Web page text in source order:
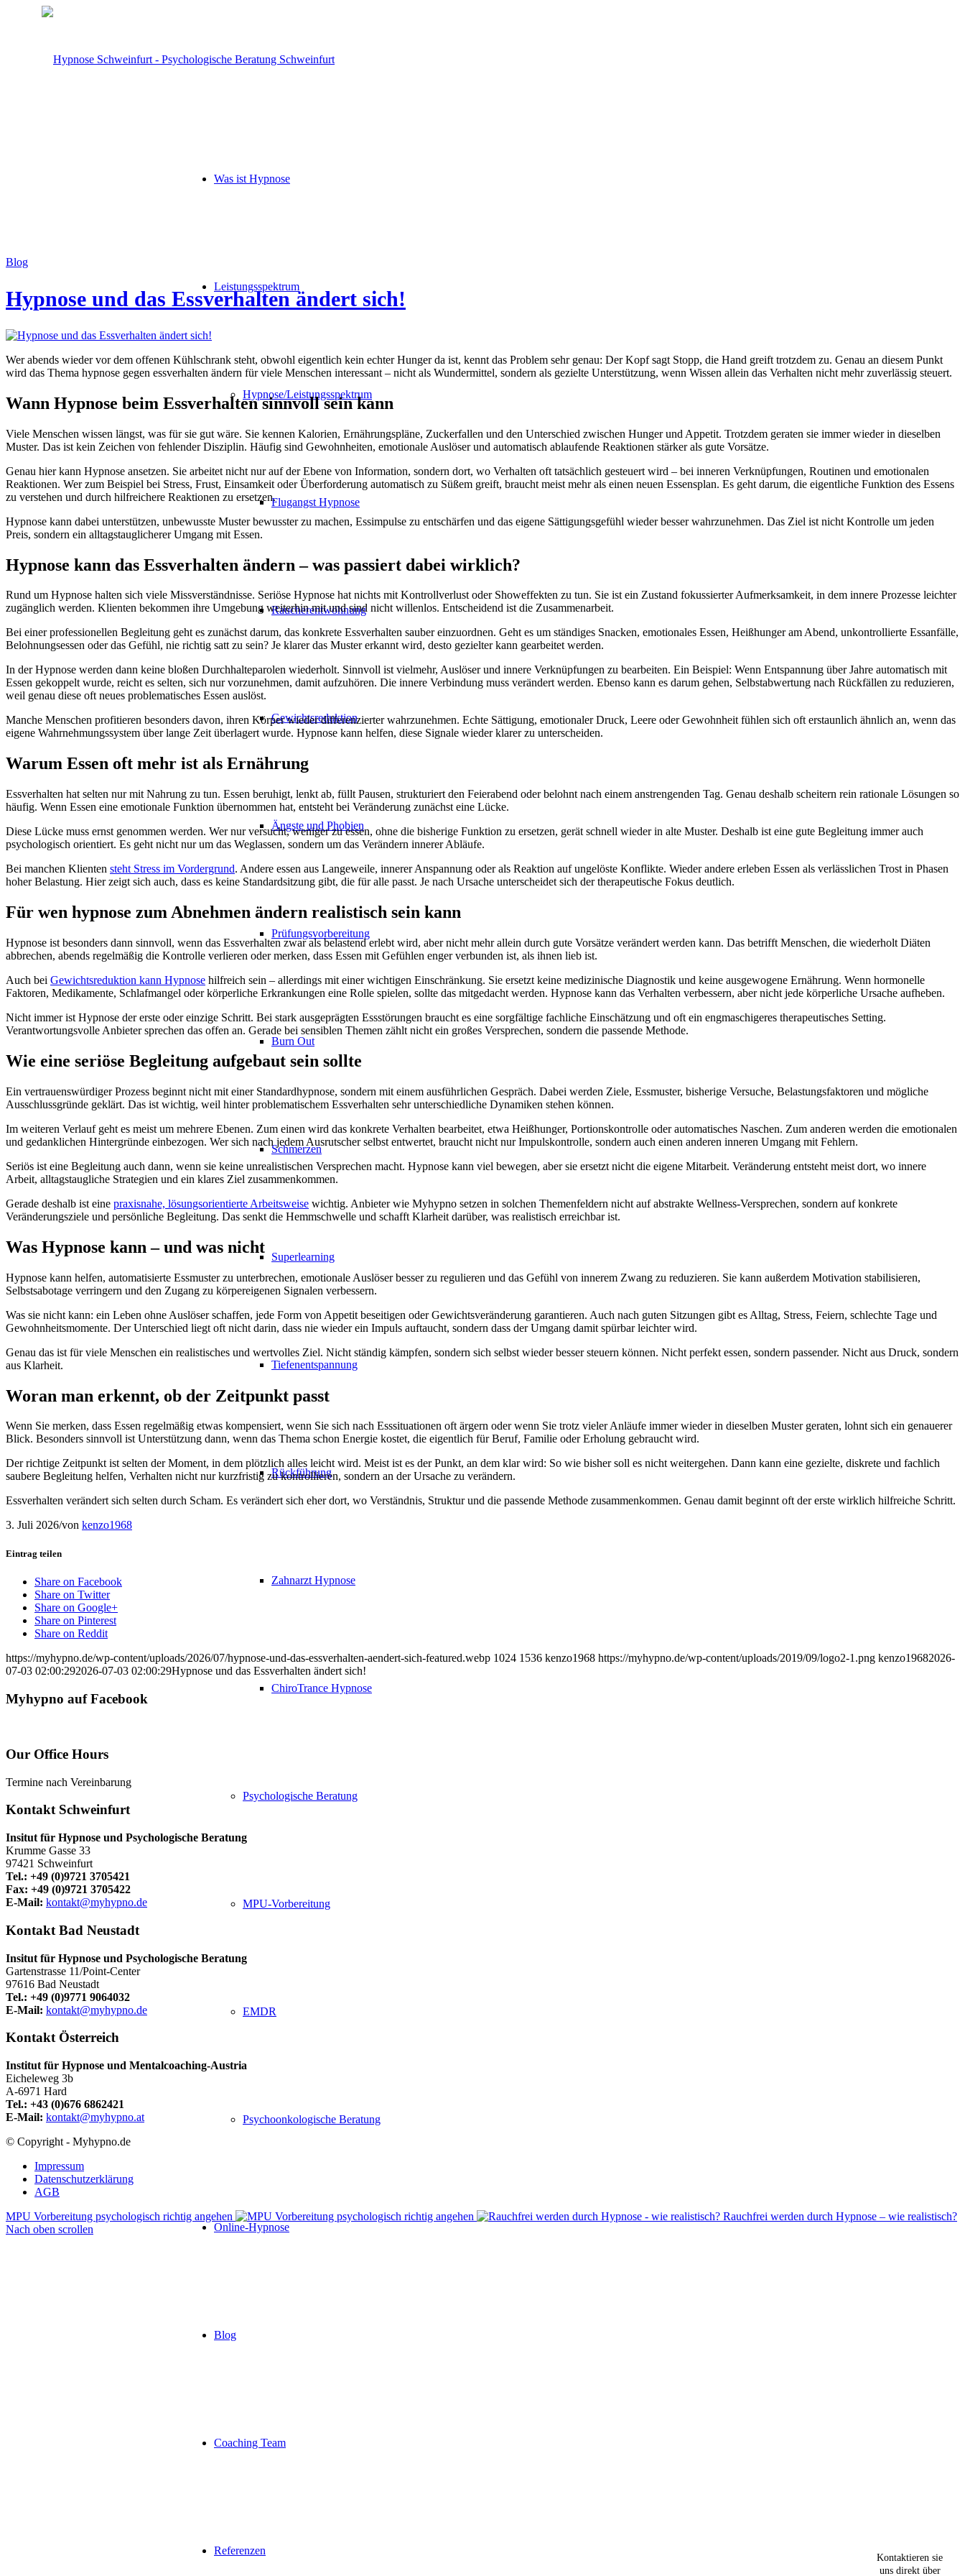
Was ist Hypnose
Leistungsspektrum
Hypnose/Leistungsspektrum
Flugangst Hypnose
Raucherentwöhnung
Gewichtsreduktion
Ängste und Phobien
Prüfungsvorbereitung
Burn Out
Schmerzen
Superlearning
Tiefenentspannung
Rückführung
Zahnarzt Hypnose
ChiroTrance Hypnose
Psychologische Beratung
MPU-Vorbereitung
EMDR
Psychoonkologische Beratung
Online-Hypnose
Blog
Coaching Team
Referenzen
Blog
Hypnose und das Essverhalten ändert sich!
Wer abends wieder vor dem offenen Kühlschrank steht, obwohl eigentlich kein echter Hunger da ist, kennt das Problem sehr genau: Der Kopf sagt Stopp, die Hand greift trotzdem zu. Genau an diesem Punkt
wird das Thema hypnose gegen essverhalten ändern für viele Menschen interessant – nicht als Wundermittel, sondern als gezielte Unterstützung, wenn Wissen allein das Verhalten nicht mehr zuverlässig steuert.
Wann Hypnose beim Essverhalten sinnvoll sein kann
Viele Menschen wissen längst, was für sie gut wäre. Sie kennen Kalorien, Ernährungspläne, Zuckerfallen und den Unterschied zwischen Hunger und Appetit. Trotzdem geraten sie immer wieder in dieselben
Muster. Das ist kein Zeichen von fehlender Disziplin. Häufig sind Gewohnheiten, emotionale Auslöser und automatisch ablaufende Reaktionen stärker als gute Vorsätze.
Genau hier kann Hypnose ansetzen. Sie arbeitet nicht nur auf der Ebene von Information, sondern dort, wo Verhalten oft tatsächlich gesteuert wird – bei inneren Verknüpfungen, Routinen und emotionalen
Reaktionen. Wer zum Beispiel bei Stress, Frust, Einsamkeit oder Überforderung automatisch zu Süßem greift, braucht meist mehr als einen neuen Essensplan. Es geht darum, die eigentliche Funktion des Essens
zu verstehen und durch hilfreichere Reaktionen zu ersetzen.
Hypnose kann dabei unterstützen, unbewusste Muster bewusster zu machen, Essimpulse zu entschärfen und das eigene Sättigungsgefühl wieder besser wahrzunehmen. Das Ziel ist nicht Kontrolle um jeden
Preis, sondern ein alltagstauglicherer Umgang mit Essen.
Hypnose kann das Essverhalten ändern – was passiert dabei wirklich?
Rund um Hypnose halten sich viele Missverständnisse. Seriöse Hypnose hat nichts mit Kontrollverlust oder Showeffekten zu tun. Sie ist ein Zustand fokussierter Aufmerksamkeit, in dem innere Prozesse leichter
zugänglich werden. Klienten bekommen ihre Umgebung weiterhin mit und sind nicht willenlos. Entscheidend ist die Zusammenarbeit.
Bei einer professionellen Begleitung geht es zunächst darum, das konkrete Essverhalten sauber einzuordnen. Geht es um ständiges Snacken, emotionales Essen, Heißhunger am Abend, unkontrollierte Essanfälle,
Belohnungsessen oder das Gefühl, nie richtig satt zu sein? Je klarer das Muster erkannt wird, desto gezielter kann gearbeitet werden.
In der Hypnose werden dann keine bloßen Durchhalteparolen wiederholt. Sinnvoll ist vielmehr, Auslöser und innere Verknüpfungen zu bearbeiten. Ein Beispiel: Wenn Entspannung über Jahre automatisch mit
Essen gekoppelt wurde, reicht es selten, sich nur vorzunehmen, damit aufzuhören. Die innere Verbindung muss verändert werden. Ebenso kann es darum gehen, Selbstabwertung nach Rückfällen zu reduzieren,
weil genau diese oft neues problematisches Essen auslöst.
Manche Menschen profitieren besonders davon, ihren Körper wieder differenzierter wahrzunehmen. Echte Sättigung, emotionaler Druck, Leere oder Gewohnheit fühlen sich oft erstaunlich ähnlich an, wenn das
eigene Wahrnehmungssystem über lange Zeit überlagert wurde. Hypnose kann helfen, diese Signale wieder klarer zu unterscheiden.
Warum Essen oft mehr ist als Ernährung
Essverhalten hat selten nur mit Nahrung zu tun. Essen beruhigt, lenkt ab, füllt Pausen, strukturiert den Feierabend oder belohnt nach einem anstrengenden Tag. Genau deshalb scheitern rein rationale Lösungen so
häufig. Wenn Essen eine emotionale Funktion übernommen hat, entsteht bei Veränderung zunächst eine Lücke.
Diese Lücke muss ernst genommen werden. Wer nur versucht, weniger zu essen, ohne die bisherige Funktion zu ersetzen, gerät schnell wieder in alte Muster. Deshalb ist eine gute Begleitung immer auch
psychologisch orientiert. Es geht nicht nur um das Weglassen, sondern um das Verändern innerer Abläufe.
Bei manchen Klienten steht Stress im Vordergrund. Andere essen aus Langeweile, innerer Anspannung oder als Reaktion auf ungelöste Konflikte. Wieder andere erleben Essen als verlässlichen Trost in Phasen
hoher Belastung. Hier zeigt sich auch, dass es keine Standardsitzung gibt, die für alle passt. Je nach Ursache unterscheidet sich der therapeutische Fokus deutlich.
Für wen hypnose zum Abnehmen ändern realistisch sein kann
Hypnose ist besonders dann sinnvoll, wenn das Essverhalten zwar als belastend erlebt wird, aber nicht mehr allein durch gute Vorsätze verändert werden kann. Das betrifft Menschen, die wiederholt Diäten
abbrechen, abends regelmäßig die Kontrolle verlieren oder merken, dass Essen mit Gefühlen enger verbunden ist, als ihnen lieb ist.
Auch bei Gewichtsreduktion kann Hypnose hilfreich sein – allerdings mit einer wichtigen Einschränkung. Sie ersetzt keine medizinische Diagnostik und keine ausgewogene Ernährung. Wenn hormonelle
Faktoren, Medikamente, Schlafmangel oder körperliche Erkrankungen eine Rolle spielen, sollte das mitgedacht werden. Hypnose kann das Verhalten verbessern, aber nicht jede körperliche Ursache aufheben.
Nicht immer ist Hypnose der erste oder einzige Schritt. Bei stark ausgeprägten Essstörungen braucht es eine sorgfältige fachliche Einschätzung und oft ein engmaschigeres therapeutisches Setting.
Verantwortungsvolle Anbieter sprechen das offen an. Gerade bei sensiblen Themen zählt nicht ein großes Versprechen, sondern die passende Methode.
Wie eine seriöse Begleitung aufgebaut sein sollte
Ein vertrauenswürdiger Prozess beginnt nicht mit einer Standardhypnose, sondern mit einem ausführlichen Gespräch. Dabei werden Ziele, Essmuster, bisherige Versuche, Belastungsfaktoren und mögliche
Ausschlussgründe geklärt. Das ist wichtig, weil hinter problematischem Essverhalten sehr unterschiedliche Dynamiken stehen können.
Im weiteren Verlauf geht es meist um mehrere Ebenen. Zum einen wird das konkrete Verhalten bearbeitet, etwa Heißhunger, Portionskontrolle oder automatisches Naschen. Zum anderen werden die emotionalen
und gedanklichen Hintergründe einbezogen. Wer sich nach jedem Ausrutscher selbst entwertet, braucht nicht nur Impulskontrolle, sondern auch einen anderen inneren Umgang mit Fehlern.
Seriös ist eine Begleitung auch dann, wenn sie keine unrealistischen Versprechen macht. Hypnose kann viel bewegen, aber sie ersetzt nicht die eigene Mitarbeit. Veränderung entsteht meist dort, wo innere
Arbeit, alltagstaugliche Strategien und ein klares Ziel zusammenkommen.
Gerade deshalb ist eine praxisnahe, lösungsorientierte Arbeitsweise wichtig. Anbieter wie Myhypno setzen in solchen Themenfeldern nicht auf abstrakte Wellness-Versprechen, sondern auf konkrete
Veränderungsziele und persönliche Begleitung. Das senkt die Hemmschwelle und schafft Klarheit darüber, was realistisch erreichbar ist.
Was Hypnose kann – und was nicht
Hypnose kann helfen, automatisierte Essmuster zu unterbrechen, emotionale Auslöser besser zu regulieren und das Gefühl von innerem Zwang zu reduzieren. Sie kann außerdem Motivation stabilisieren,
Selbstsabotage verringern und den Zugang zu körpereigenen Signalen verbessern.
Was sie nicht kann: ein Leben ohne Auslöser schaffen, jede Form von Appetit beseitigen oder Gewichtsveränderung garantieren. Auch nach guten Sitzungen gibt es Alltag, Stress, Feiern, schlechte Tage und
Gewohnheitsmomente. Der Unterschied liegt oft nicht darin, dass nie wieder ein Impuls auftaucht, sondern dass der Umgang damit spürbar leichter wird.
Genau das ist für viele Menschen ein realistisches und wertvolles Ziel. Nicht ständig kämpfen, sondern sich selbst wieder besser steuern können. Nicht perfekt essen, sondern passender. Nicht aus Druck, sondern
aus Klarheit.
Woran man erkennt, ob der Zeitpunkt passt
Wenn Sie merken, dass Essen regelmäßig etwas kompensiert, wenn Sie sich nach Esssituationen oft ärgern oder wenn Sie trotz vieler Anläufe immer wieder in dieselben Muster geraten, lohnt sich ein genauerer
Blick. Besonders sinnvoll ist Unterstützung dann, wenn das Thema schon Energie kostet, die eigentlich für Beruf, Familie oder Erholung gebraucht wird.
Der richtige Zeitpunkt ist selten der Moment, in dem plötzlich alles leicht wird. Meist ist es der Punkt, an dem klar wird: So wie bisher soll es nicht weitergehen. Dann kann eine gezielte, diskrete und fachlich
saubere Begleitung helfen, Verhalten nicht nur kurzfristig zu kontrollieren, sondern an der Ursache zu verändern.
Essverhalten verändert sich selten durch Scham. Es verändert sich eher dort, wo Verständnis, Struktur und die passende Methode zusammenkommen. Genau damit beginnt oft der erste wirklich hilfreiche Schritt.
3. Juli 2026/von kenzo1968
Eintrag teilen
Share on Facebook
Share on Twitter
Share on Google+
Share on Pinterest
Share on Reddit
https://myhypno.de/wp-content/uploads/2026/07/hypnose-und-das-essverhalten-aendert-sich-featured.webp 1024 1536 kenzo1968 https://myhypno.de/wp-content/uploads/2019/09/logo2-1.png kenzo19682026-
07-03 02:00:292026-07-03 02:00:29Hypnose und das Essverhalten ändert sich!
Myhypno auf Facebook
Our Office Hours
Termine nach Vereinbarung
Kontakt Schweinfurt
Insitut für Hypnose und Psychologische Beratung
Krumme Gasse 33
97421 Schweinfurt
Tel.: +49 (0)9721 3705421
Fax: +49 (0)9721 3705422
E-Mail: kontakt@myhypno.de
Kontakt Bad Neustadt
Insitut für Hypnose und Psychologische Beratung
Gartenstrasse 11/Point-Center
97616 Bad Neustadt
Tel.: +49 (0)9771 9064032
E-Mail: kontakt@myhypno.de
Kontakt Österreich
Institut für Hypnose und Mentalcoaching-Austria
Eicheleweg 3b
A-6971 Hard
Tel.: +43 (0)676 6862421
E-Mail: kontakt@myhypno.at
Kontaktieren sie
uns direkt über
© Copyright - Myhypno.de
Impressum
Datenschutzerklärung
AGB
MPU Vorbereitung psychologisch richtig angehen
Rauchfrei werden durch Hypnose – wie realistisch?
Nach oben scrollen